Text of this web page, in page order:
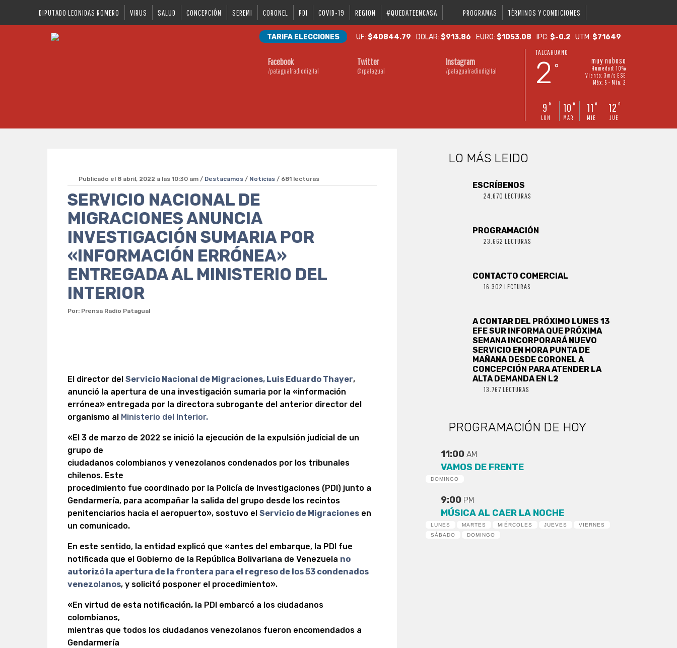
DIPUTADO LEONIDAS ROMERO VIRUS SALUD CONCEPCIÓN SEREMI CORONEL PDI COVID-19 REGION #QUEDATEENCASA PROGRAMAS TÉRMINOS Y CONDICIONES
TARIFA ELECCIONES UF:$40844.79 DOLAR:$913.86 EURO:$1053.08 IPC:$-0.2 UTM:$71649
Facebook
/patagualradiodigital
Twitter
@rpatagual
Instagram
/patagualradiodigital
TALCAHUANO
2 °
muy nuboso
Humedad: 10%
Viento: 3m/s ESE
Máx: 5 • Mín: 2
9 °
LUN
10 °
MAR
11 °
MIE
12 °
JUE
Publicado el 8 abril, 2022 a las 10:30 am / Destacamos / Noticias / 681 lecturas
SERVICIO NACIONAL DE
MIGRACIONES ANUNCIA
INVESTIGACIÓN SUMARIA POR
«INFORMACIÓN ERRÓNEA»
ENTREGADA AL MINISTERIO DEL
INTERIOR
Por: Prensa Radio Patagual
El director delServicio Nacional de Migraciones, Luis Eduardo Thayer,
anunció la apertura de una investigación sumaria por la «información
errónea» entregada por la directora subrogante del anterior director del
organismo al Ministerio del Interior.
«El 3 de marzo de 2022 se inició la ejecución de la expulsión judicial de un
grupo de
ciudadanos colombianos y venezolanos condenados por los tribunales
chilenos. Este
procedimiento fue coordinado por la Policía de Investigaciones (PDI) junto a
Gendarmería, para acompañar la salida del grupo desde los recintos
penitenciarios hacia el aeropuerto», sostuvo elServicio de Migraciones en
un comunicado.
En este sentido, la entidad explicó que «antes del embarque, la PDI fue
notificada que el Gobierno de la República Bolivariana de Venezuela no
autorizó la apertura de la frontera para el regreso de los 53 condenados
venezolanos, y solicitó posponer el procedimiento».
«En virtud de esta notificación, la PDI embarcó a los ciudadanos
colombianos,
mientras que todos los ciudadanos venezolanos fueron encomendados a
Gendarmería
LO MÁS LEIDO
ESCRÍBENOS
24.670 LECTURAS
PROGRAMACIÓN
23.662 LECTURAS
CONTACTO COMERCIAL
16.302 LECTURAS
A CONTAR DEL PRÓXIMO LUNES 13
EFE SUR INFORMA QUE PRÓXIMA
SEMANA INCORPORARÁ NUEVO
SERVICIO EN HORA PUNTA DE
MAÑANA DESDE CORONEL A
CONCEPCIÓN PARA ATENDER LA
ALTA DEMANDA EN L2
13.767 LECTURAS
PROGRAMACIÓN DE HOY
11:00AM
VAMOS DE FRENTE
DOMINGO
9:00 PM
MÚSICA AL CAER LA NOCHE
LUNES MARTES MIÉRCOLES JUEVES
VIERNES
SÁBADO
DOMINGO